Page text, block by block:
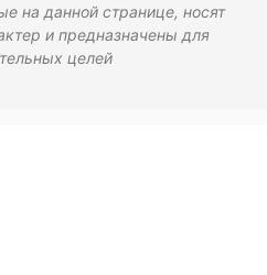
на данной странице, носят
и предназначены для
целей